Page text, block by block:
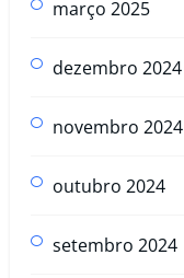
março 2025
dezembro 2024
novembro 2024
outubro 2024
setembro 2024